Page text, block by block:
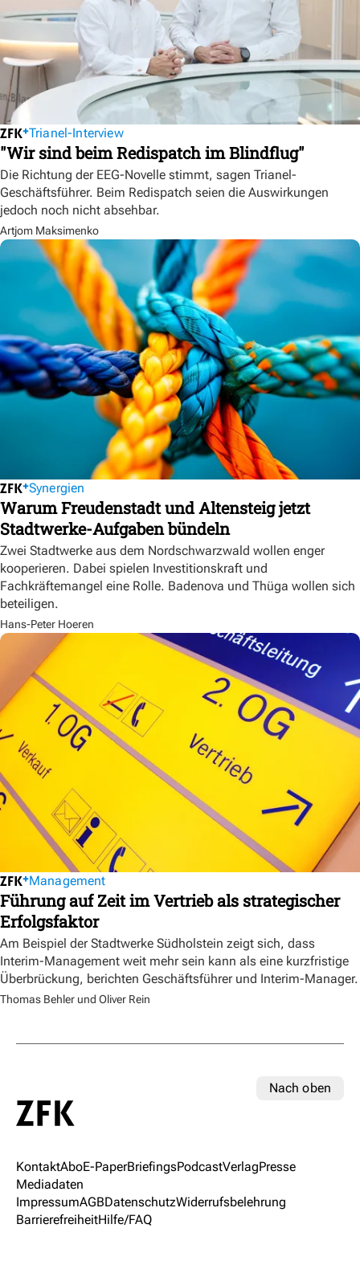
Trianel-Interview
"Wir sind beim Redispatch im Blindflug"
Die Richtung der EEG-Novelle stimmt, sagen Trianel-
Geschäftsführer. Beim Redispatch seien die Auswirkungen
jedoch noch nicht absehbar.
Artjom Maksimenko
Synergien
Warum Freudenstadt und Altensteig jetzt
Stadtwerke-Aufgaben bündeln
Zwei Stadtwerke aus dem Nordschwarzwald wollen enger
kooperieren. Dabei spielen Investitionskraft und
Fachkräftemangel eine Rolle. Badenova und Thüga wollen sich
beteiligen.
Hans-Peter Hoeren
Management
Führung auf Zeit im Vertrieb als strategischer
Erfolgsfaktor
Am Beispiel der Stadtwerke Südholstein zeigt sich, dass
Interim-Management weit mehr sein kann als eine kurzfristige
Überbrückung, berichten Geschäftsführer und Interim-Manager.
Thomas Behler und Oliver Rein
Nach oben
KontaktAboE-PaperBriefingsPodcastVerlagPresse
Mediadaten
ImpressumAGBDatenschutzWiderrufsbelehrung
BarrierefreiheitHilfe/FAQ